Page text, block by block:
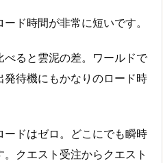
ド時間が非常に短いです。
ると雲泥の差。ワールドで
待機にもかなりのロード時
ードはゼロ。どこにでも瞬時
クエスト受注からクエスト